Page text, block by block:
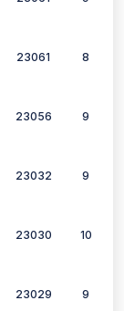
23061 8
23056 9
23032 9
23030 10
23029 9